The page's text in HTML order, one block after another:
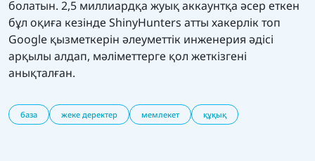
болатын. 2,5 миллиардқа жуық аккаунтқа әсер еткен
бұл оқиға кезінде ShinyHunters атты хакерлік топ
Google қызметкерін әлеуметтік инженерия әдісі
арқылы алдап, мәліметтерге қол жеткізгені
анықталған.
база жеке деректер мемлекет құқық